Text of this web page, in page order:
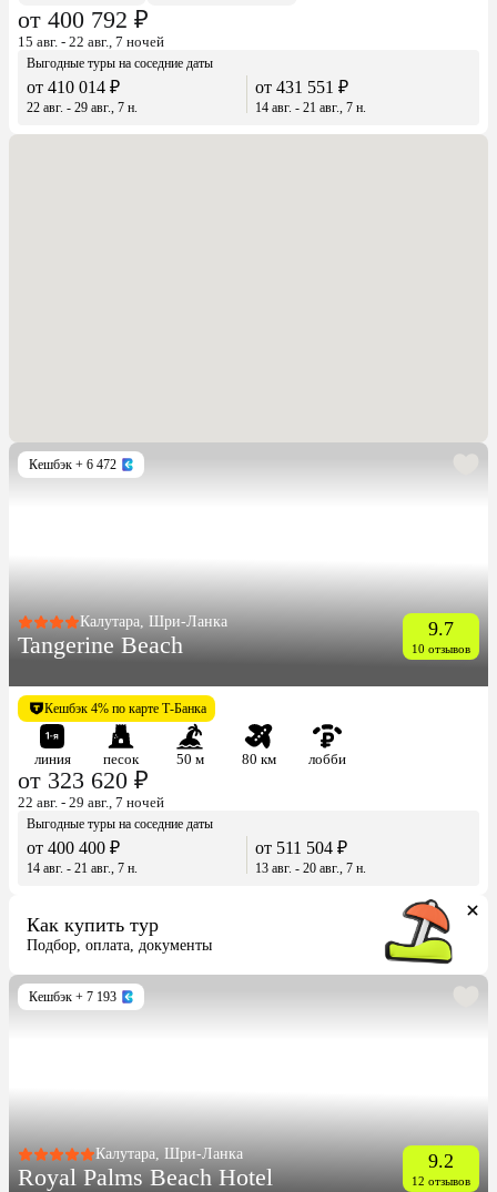
от 400 792 ₽
15 авг. - 22 авг., 7 ночей
Выгодные туры на соседние даты
от 410 014 ₽
22 авг. - 29 авг., 7 н.
от 431 551 ₽
14 авг. - 21 авг., 7 н.
Кешбэк + 6 472
Калутара, Шри-Ланка
Tangerine Beach
9.7
10 отзывов
Кешбэк 4% по карте Т-Банка
линия песок 50 м 80 км лобби
от 323 620 ₽
22 авг. - 29 авг., 7 ночей
Выгодные туры на соседние даты
от 400 400 ₽
14 авг. - 21 авг., 7 н.
от 511 504 ₽
13 авг. - 20 авг., 7 н.
Как купить тур
Подбор, оплата, документы
Кешбэк + 7 193
Калутара, Шри-Ланка
Royal Palms Beach Hotel
9.2
12 отзывов